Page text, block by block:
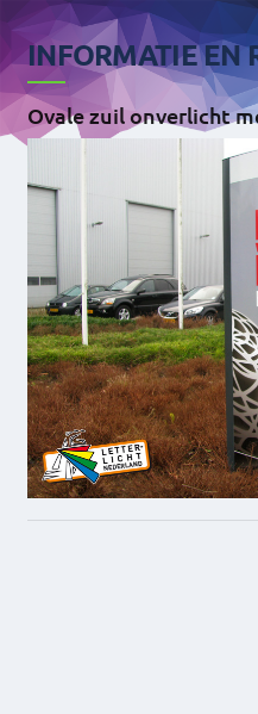
INFORMATIE EN
Ovale zuil onverlicht